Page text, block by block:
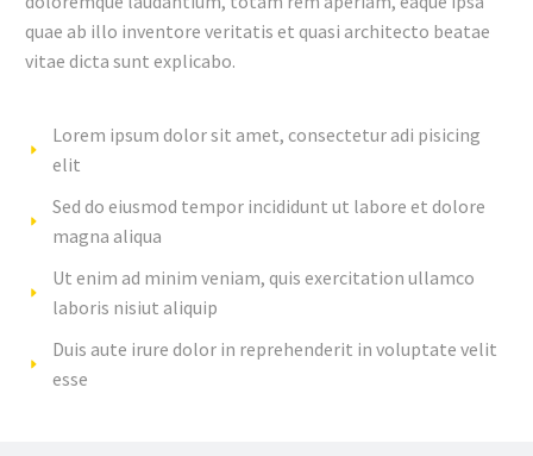
quae ab illo inventore veritatis et quasi architecto beatae
vitae dicta sunt explicabo.
Lorem ipsum dolor sit amet, consectetur adi pisicing
elit
Sed do eiusmod tempor incididunt ut labore et dolore
magna aliqua
Ut enim ad minim veniam, quis exercitation ullamco
laboris nisiut aliquip
Duis aute irure dolor in reprehenderit in voluptate velit
esse